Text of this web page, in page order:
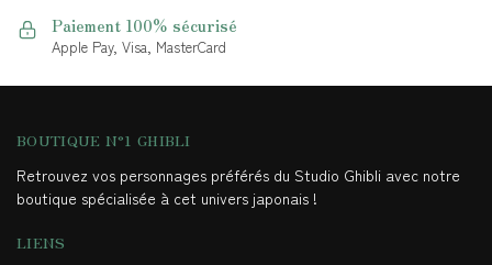
Paiement 100% sécurisé
Apple Pay, Visa, MasterCard
BOUTIQUE N°1 GHIBLI
Retrouvez vos personnages préférés du Studio Ghibli avec notre
boutique spécialisée à cet univers japonais !
LIENS